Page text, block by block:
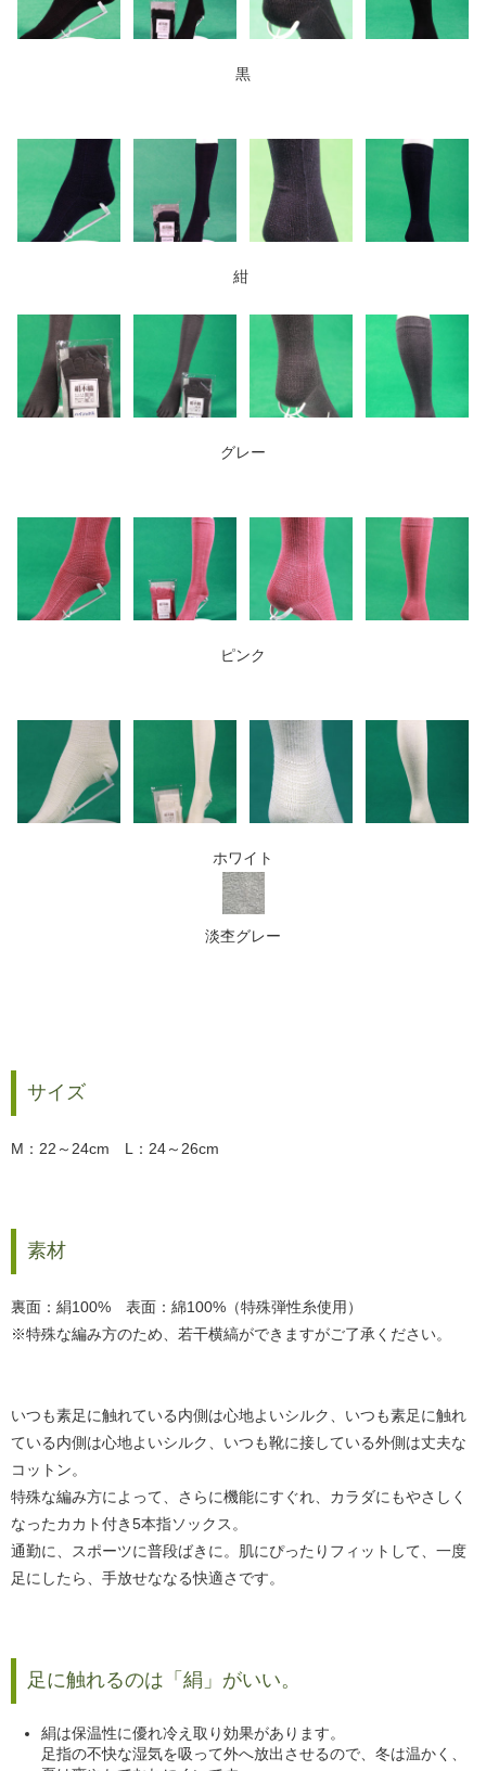
黒
紺
グレー
ピンク
ホワイト
淡杢グレー
サイズ
M：22～24cm L：24～26cm
素材
裏面：絹100% 表面：綿100%（特殊弾性糸使用）
※特殊な編み方のため、若干横縞ができますがご了承ください。
いつも素足に触れている内側は心地よいシルク、いつも素足に触れ
ている内側は心地よいシルク、いつも靴に接している外側は丈夫な
コットン。
特殊な編み方によって、さらに機能にすぐれ、カラダにもやさしく
なったカカト付き5本指ソックス。
通勤に、スポーツに普段ばきに。肌にぴったりフィットして、一度
足にしたら、手放せななる快適さです。
足に触れるのは「絹」がいい。
絹は保温性に優れ冷え取り効果があります。
足指の不快な湿気を吸って外へ放出させるので、冬は温かく、